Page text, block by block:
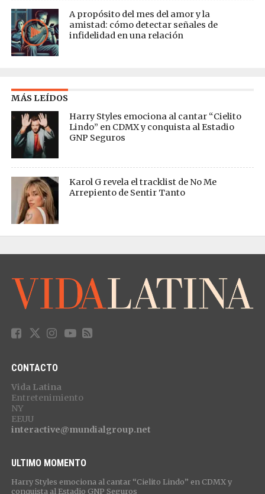
A propósito del mes del amor y la
amistad: cómo detectar señales de
infidelidad en una relación
MÁS LEÍDOS
Harry Styles emociona al cantar “Cielito
Lindo” en CDMX y conquista al Estadio
GNP Seguros
Karol G revela el tracklist de No Me
Arrepiento de Sentir Tanto
CONTACTO
Vida Latina
Entretenimiento
NY
EEUU
interactive@mundialgroup.net
ULTIMO MOMENTO
Harry Styles emociona al cantar “Cielito Lindo” en CDMX y
conquista al Estadio GNP Seguros